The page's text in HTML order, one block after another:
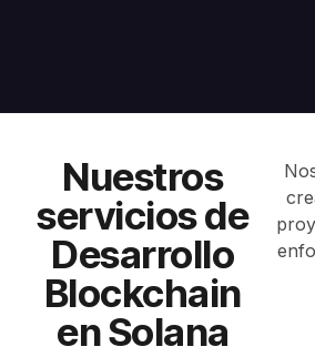
Nuestros
servicios de
Desarrollo
Blockchain
en Solana